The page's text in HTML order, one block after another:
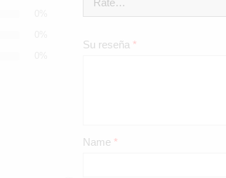
Su reseña *
Name *